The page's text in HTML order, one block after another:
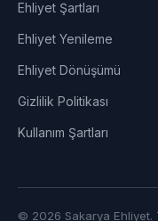
Ehliyet Şartları
Ehliyet Yenileme
Ehliyet Dönüşümü
Gizlilik Politikası
Kullanım Şartları
© 2026 Sakarya Ehliyet.